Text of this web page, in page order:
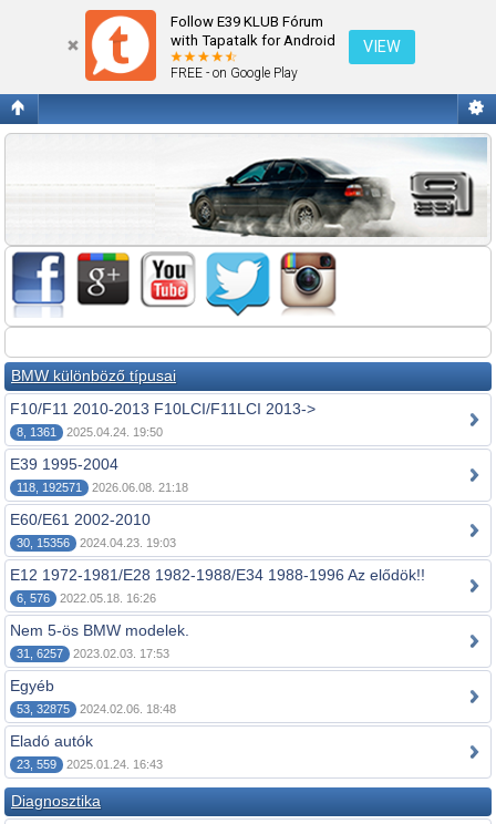
Follow E39 KLUB Fórum
with Tapatalk for Android
FREE - on Google Play
VIEW
Fórum kezdőlap megtekintése
BMW különböző típusai
F10/F11 2010-2013 F10LCI/F11LCI 2013->
8, 1361 2025.04.24. 19:50
E39 1995-2004
118, 192571 2026.06.08. 21:18
E60/E61 2002-2010
30, 15356 2024.04.23. 19:03
E12 1972-1981/E28 1982-1988/E34 1988-1996 Az elődök!!
6, 576 2022.05.18. 16:26
Nem 5-ös BMW modelek.
31, 6257 2023.02.03. 17:53
Egyéb
53, 32875 2024.02.06. 18:48
Eladó autók
23, 559 2025.01.24. 16:43
Diagnosztika